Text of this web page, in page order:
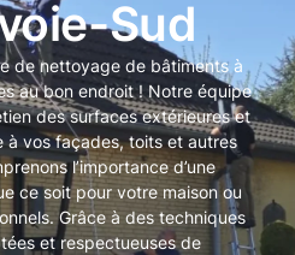
Sud
de nettoyage de bâtiments à
au bon endroit ! Notre équipe
des surfaces extérieures et
à vos façades, toits et autres
l’importance d’une
ce soit pour votre maison ou
Grâce à des techniques
et respectueuses de